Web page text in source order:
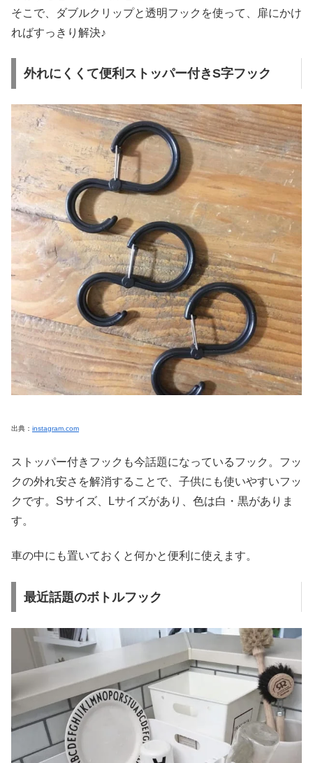
そこで、ダブルクリップと透明フックを使って、扉にかけ
ればすっきり解決♪
外れにくくて便利ストッパー付きS字フック
出典： instagram.com
ストッパー付きフックも今話題になっているフック。フッ
クの外れ安さを解消することで、子供にも使いやすいフッ
クです。Sサイズ、Lサイズがあり、色は白・黒がありま
す。
車の中にも置いておくと何かと便利に使えます。
最近話題のボトルフック